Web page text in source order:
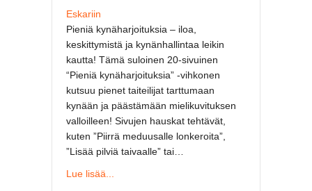
Eskariin
Pieniä kynäharjoituksia – iloa,
keskittymistä ja kynänhallintaa leikin
kautta! Tämä suloinen 20-sivuinen
“Pieniä kynäharjoituksia” -vihkonen
kutsuu pienet taiteilijat tarttumaan
kynään ja päästämään mielikuvituksen
valloilleen! Sivujen hauskat tehtävät,
kuten ”Piirrä meduusalle lonkeroita”,
”Lisää pilviä taivaalle” tai…
Lue lisää...